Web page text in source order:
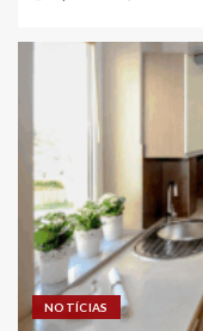
NOTÍCIAS